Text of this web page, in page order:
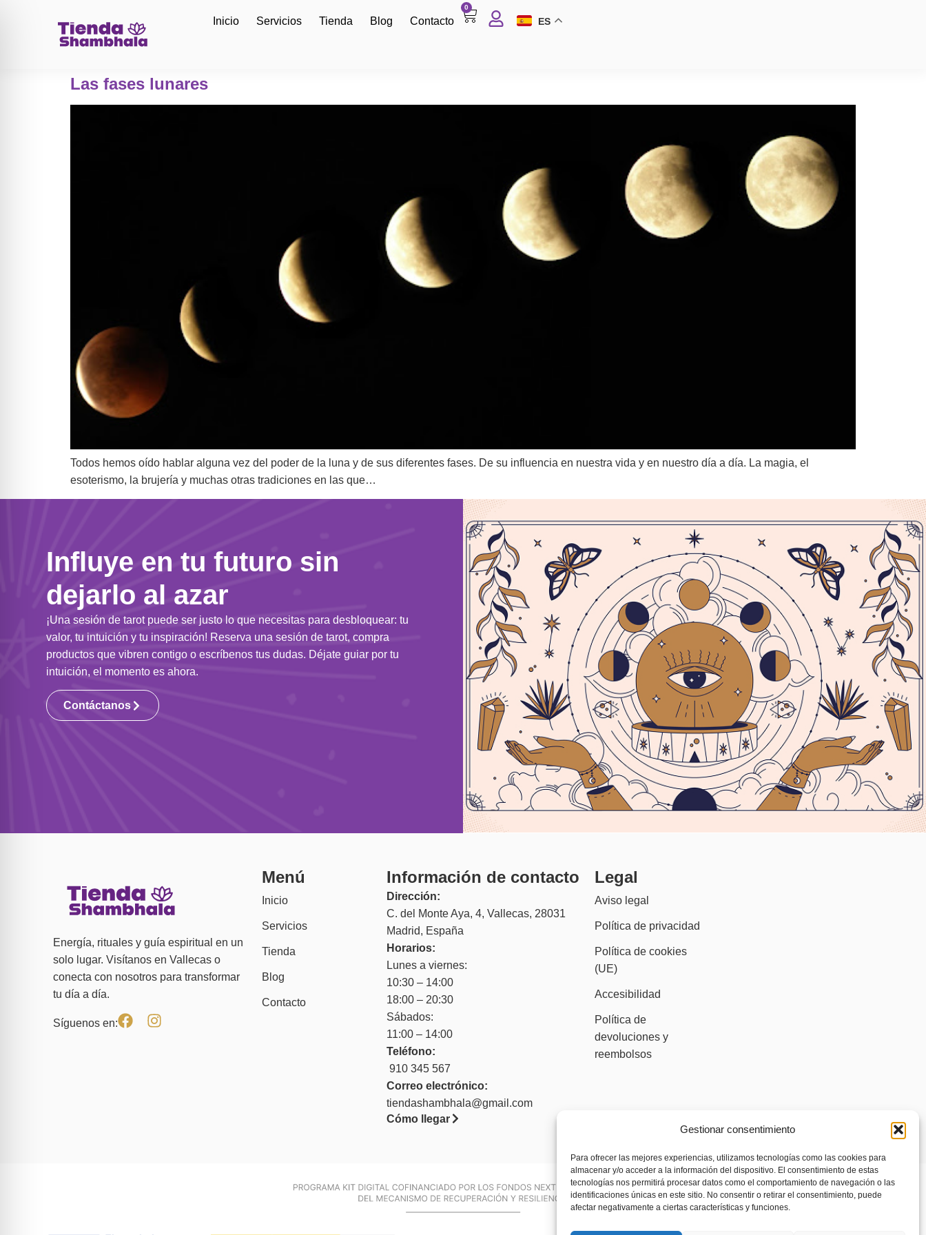
Gestionar consentimiento
Para ofrecer las mejores experiencias, utilizamos tecnologías como las cookies para
almacenar y/o acceder a la información del dispositivo. El consentimiento de estas
tecnologías nos permitirá procesar datos como el comportamiento de navegación o las
identificaciones únicas en este sitio. No consentir o retirar el consentimiento, puede
afectar negativamente a ciertas características y funciones.
Inicio Servicios Tienda Blog Contacto
0
ES
Las fases lunares
Todos hemos oído hablar alguna vez del poder de la luna y de sus diferentes fases. De su influencia en nuestra vida y en nuestro día a día. La magia, el
esoterismo, la brujería y muchas otras tradiciones en las que…
Influye en tu futuro sin
dejarlo al azar
¡Una sesión de tarot puede ser justo lo que necesitas para desbloquear: tu
valor, tu intuición y tu inspiración! Reserva una sesión de tarot, compra
productos que vibren contigo o escríbenos tus dudas. Déjate guiar por tu
intuición, el momento es ahora.
Contáctanos
Energía, rituales y guía espiritual en un
solo lugar. Visítanos en Vallecas o
conecta con nosotros para transformar
tu día a día.
Síguenos en:
Menú
Inicio
Servicios
Tienda
Blog
Contacto
Información de contacto
Dirección:
C. del Monte Aya, 4, Vallecas, 28031
Madrid, España
Horarios:
Lunes a viernes:
10:30 – 14:00
18:00 – 20:30
Sábados:
11:00 – 14:00
Teléfono:
910 345 567
Correo electrónico:
tiendashambhala@gmail.com
Cómo llegar
Legal
Aviso legal
Política de privacidad
Política de cookies
(UE)
Accesibilidad
Política de
devoluciones y
reembolsos